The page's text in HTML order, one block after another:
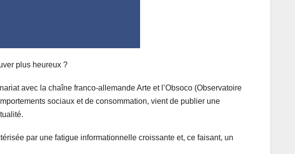
plus heureux ?
avec la chaîne franco-allemande Arte et l’Obsoco (Observatoire
sociaux et de consommation, vient de publier une
par une fatigue informationnelle croissante et, ce faisant, un